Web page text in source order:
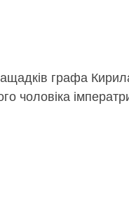
графа
чоловіка